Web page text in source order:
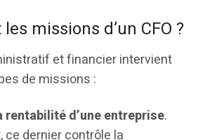
missions d’un CFO ?
et financier intervient
de missions :
rentabilité d’une entreprise.
ce dernier contrôle la